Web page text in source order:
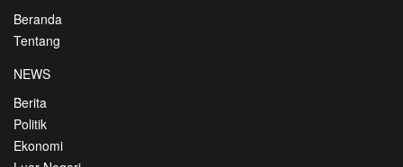
Beranda
Tentang
NEWS
Berita
Politik
Ekonomi